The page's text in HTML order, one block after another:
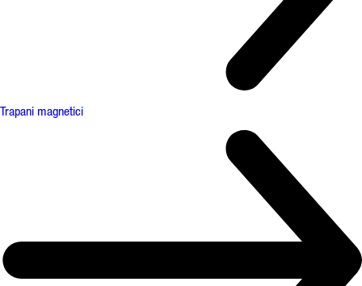
Trapani magnetici